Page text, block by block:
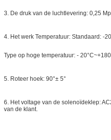
3. De druk van de luchtlevering: 0,25
4. Het werk Temperatuur: Standaard: -
Type op hoge temperatuur: -
5. Roteer hoek: 90°± 5°
6. Het voltage van de solenoïdeklep:
van de klant.